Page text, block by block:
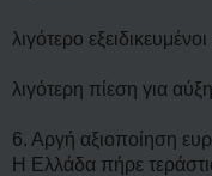
λιγότερο
λιγότερη πίεση για
6. Αργή αξιοποίηση
Η Ελλάδα πήρε